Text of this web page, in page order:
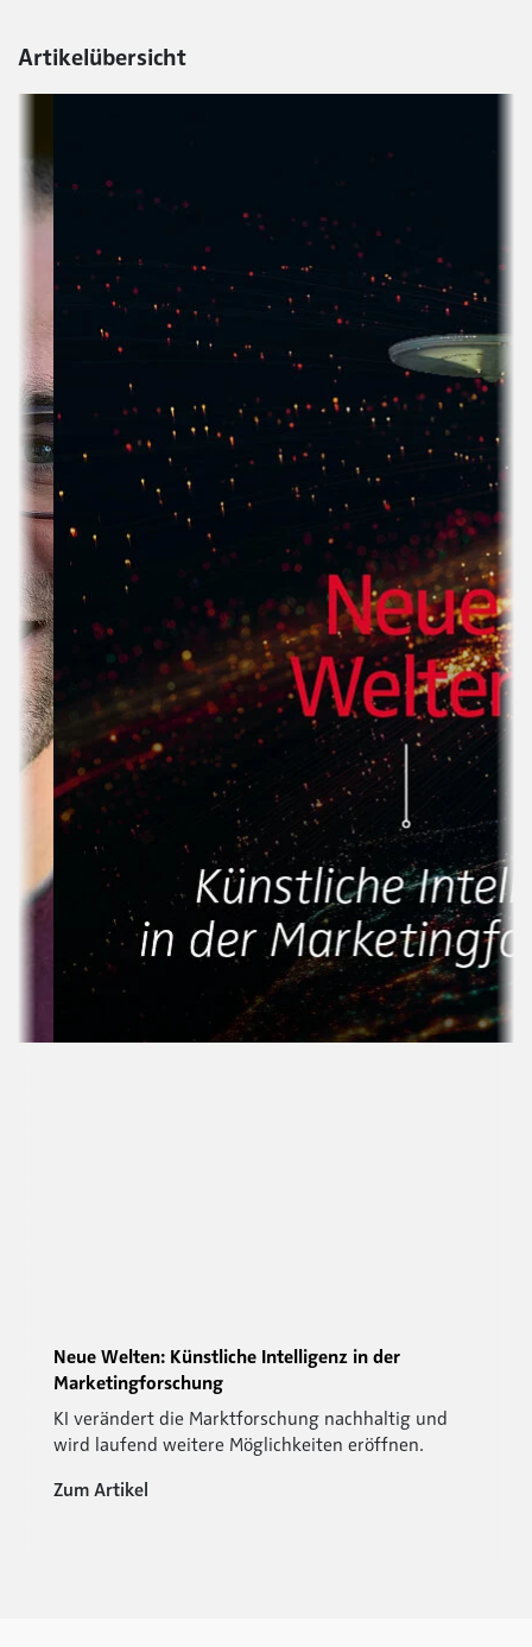
Artikelübersicht
Neue Welten: Künstliche Intelligenz in der
Marketingforschung
KI verändert die Marktforschung nachhaltig und
wird laufend weitere Möglichkeiten eröffnen.
Zum Artikel